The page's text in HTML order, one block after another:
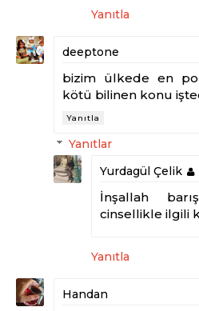
Yanıtla
deeptone
bizim ülkede en
kötü bilinen konu
Yanıtla
Yanıtlar
Yurdagül Çelik
İnşallah
cinsellikle ilgili
Yanıtla
Handan